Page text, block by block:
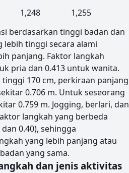
1,248
1,255
berdasarkan tinggi badan dan
lebih tinggi secara alami
panjang. Faktor langkah
pria dan 0.413 untuk wanita.
170 cm, perkiraan panjang
0.706 m. Untuk seseorang
0.759 m. Jogging, berlari, dan
langkah yang berbeda
0.40), sehingga
yang lebih panjang atau
yang sama.
dan jenis aktivitas